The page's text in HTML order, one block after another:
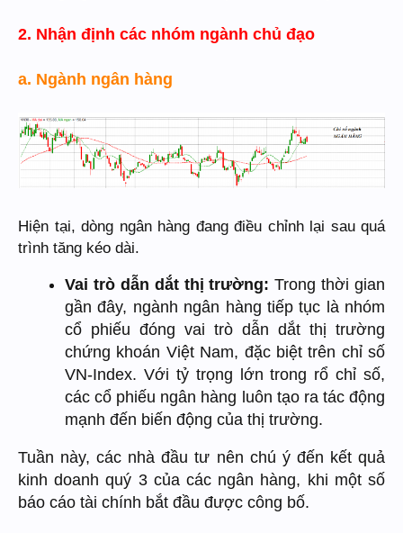
2. Nhận định các nhóm ngành chủ đạo
a. Ngành ngân hàng
Hiện tại, dòng ngân hàng đang điều chỉnh lại sau quá
trình tăng kéo dài.
Vai trò dẫn dắt thị trường: Trong thời gian
gần đây, ngành ngân hàng tiếp tục là nhóm
cổ phiếu đóng vai trò dẫn dắt thị trường
chứng khoán Việt Nam, đặc biệt trên chỉ số
VN-Index. Với tỷ trọng lớn trong rổ chỉ số,
các cổ phiếu ngân hàng luôn tạo ra tác động
mạnh đến biến động của thị trường.
Tuần này, các nhà đầu tư nên chú ý đến kết quả
kinh doanh quý 3 của các ngân hàng, khi một số
báo cáo tài chính bắt đầu được công bố.